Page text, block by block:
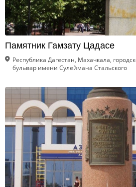
Памятник Гамзату Цадасе
Республика Дагестан, Махачкала,
бульвар имени Сулеймана Стальского